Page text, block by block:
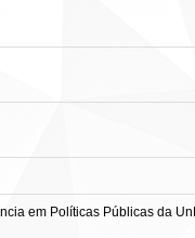
em Políticas Públicas da